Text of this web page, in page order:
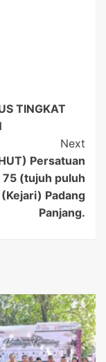
TINGKAT
Next
Persatuan
75 (tujuh puluh
Padang
Panjang.